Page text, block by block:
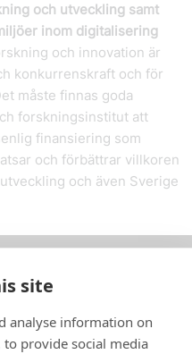
och utveckling samt
inom digitalisering
och innovation är
konkurrenskraft och för
måste finnas goda
forskningsinstitut att
finansiering som
och förbättrar villkoren
och även Sverige
site
analyse information on
provide social media